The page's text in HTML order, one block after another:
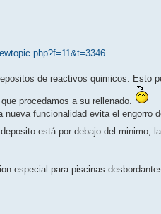
de reactivos quimicos. Esto
procedamos a su rellenado.
funcionalidad evita el engorro
está por debajo del minimo,
especial para piscinas